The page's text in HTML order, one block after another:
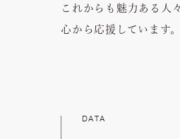
これからも魅力ある人
心から応援しています。
DATA